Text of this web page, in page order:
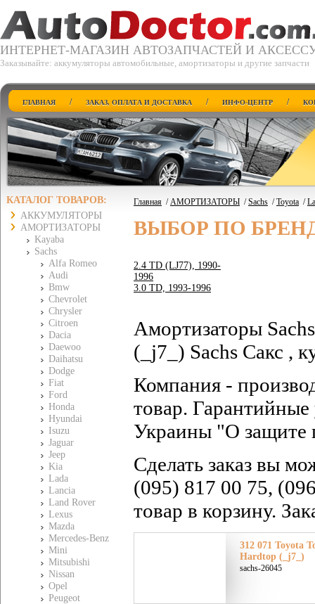
ИНТЕРНЕТ-МАГАЗИН АВТОЗАПЧАСТЕЙ И
Заказывайте: аккумуляторы автомобильные, амортизаторы и другие запчасти
ГЛАВНАЯ / ЗАКАЗ, ОПЛАТА И ДОСТАВКА / ИНФО-ЦЕНТР /
КАТАЛОГ ТОВАРОВ:
АККУМУЛЯТОРЫ
АМОРТИЗАТОРЫ
Kayaba
Sachs
Alfa Romeo
Audi
Bmw
Chevrolet
Chrysler
Citroen
Dacia
Daewoo
Daihatsu
Dodge
Fiat
Ford
Honda
Hyundai
Isuzu
Jaguar
Jeep
Kia
Lada
Lancia
Land Rover
Lexus
Mazda
Mercedes-Benz
Mini
Mitsubishi
Nissan
Opel
Peugeot
Главная /АМОРТИЗАТОРЫ /Sachs /Toyota /
ВЫБОР ПО
2.4 TD (LJ77), 1990-
1996
3.0 TD, 1993-1996
Амортизаторы
(_j7_) Sachs Сакс ,
Компания -
товар. Гарантийные
Украины "О защите
Сделать заказ вы
(095) 817 00 75,
товар в корзину.
312 071 Toyota
Hardtop (_j7_)
sachs-26045